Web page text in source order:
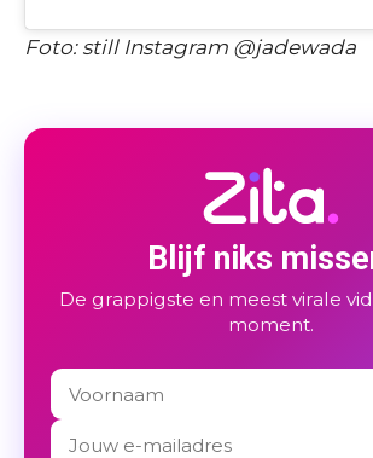
Foto: still Instagram @jadewada
Blijf niks
De grappigste en meest virale
moment.